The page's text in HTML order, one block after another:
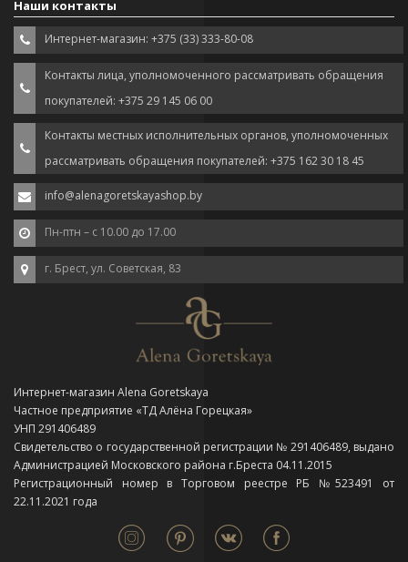
Наши контакты
Интернет-магазин: +375 (33) 333-80-08
Контакты лица, уполномоченного рассматривать обращения
покупателей: +375 29 145 06 00
Контакты местных исполнительных органов, уполномоченных
рассматривать обращения покупателей: +375 162 30 18 45
info@alenagoretskayashop.by
Пн-птн – с 10.00 до 17.00
г. Брест, ул. Советская, 83
Интернет-магазин Alena Goretskaya
Частное предприятие «ТД Алёна Горецкая»
УНП 291406489
Свидетельство о государственной регистрации № 291406489, выдано
Администрацией Московского района г.Бреста 04.11.2015
Регистрационный номер в Торговом реестре РБ №523491 от
22.11.2021 года